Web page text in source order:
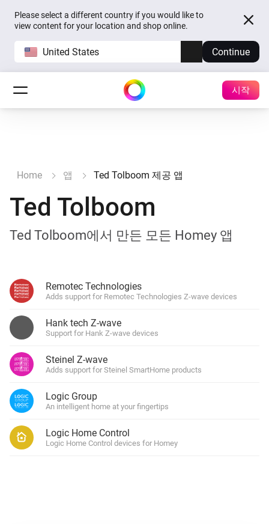
Please select a different country if you would like to
view content for your location and shop online.
United States Continue
시작
Home 앱 Ted Tolboom 제공 앱
Ted Tolboom
Ted Tolboom에서 만든 모든 Homey 앱
Remotec Technologies
Adds support for Remotec Technologies Z-wave devices
Hank tech Z-wave
Support for Hank Z-wave devices
Steinel Z-wave
Adds support for Steinel SmartHome products
Logic Group
An intelligent home at your fingertips
Logic Home Control
Logic Home Control devices for Homey